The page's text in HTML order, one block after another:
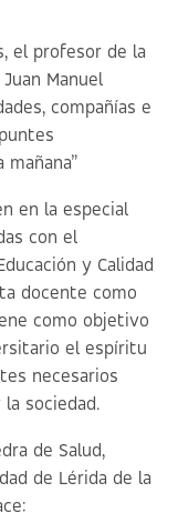
el profesor de la
Manuel
compañías e
mañana”
en la especial
con el
y Calidad
docente como
como objetivo
el espíritu
necesarios
sociedad.
de Salud,
de Lérida de la